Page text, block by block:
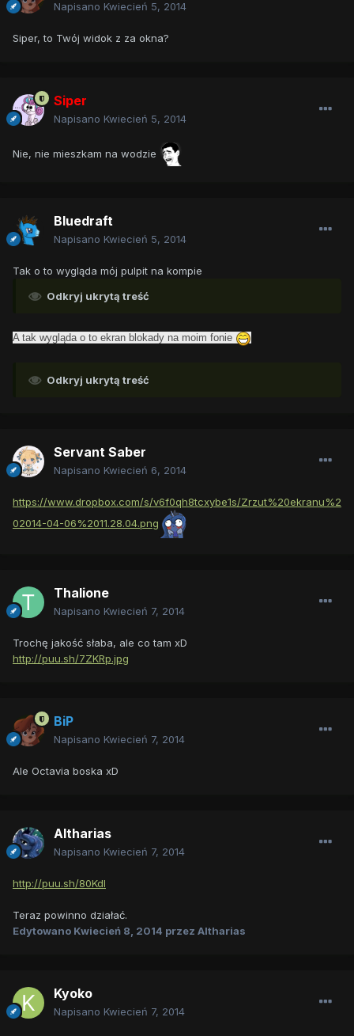
Napisano Kwiecień 5, 2014
Siper, to Twój widok z za okna?
Siper
Napisano Kwiecień 5, 2014
Nie, nie mieszkam na wodzie
Bluedraft
Napisano Kwiecień 5, 2014
Tak o to wygląda mój pulpit na kompie
Odkryj ukrytą treść
A tak wygląda o to ekran blokady na moim fonie
Odkryj ukrytą treść
Servant Saber
Napisano Kwiecień 6, 2014
https://www.dropbox.com/s/v6f0qh8tcxybe1s/Zrzut%20ekranu%2
02014-04-06%2011.28.04.png
Thalione
Napisano Kwiecień 7, 2014
Trochę jakość słaba, ale co tam xD
http://puu.sh/7ZKRp.jpg
BiP
Napisano Kwiecień 7, 2014
Ale Octavia boska xD
Altharias
Napisano Kwiecień 7, 2014
http://puu.sh/80KdI
Teraz powinno działać.
Edytowano Kwiecień 8, 2014 przez Altharias
Kyoko
Napisano Kwiecień 7, 2014